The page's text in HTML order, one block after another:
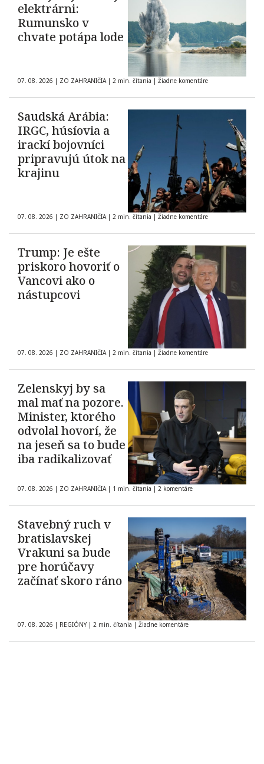
elektrárni:
Rumunsko v
chvate potápa lode
07. 08. 2026 | ZO ZAHRANIČIA | 2 min. čítania | Žiadne komentáre
Saudská Arábia:
IRGC, húsíovia a
irackí bojovníci
pripravujú útok na
krajinu
07. 08. 2026 | ZO ZAHRANIČIA | 2 min. čítania | Žiadne komentáre
Trump: Je ešte
priskoro hovoriť o
Vancovi ako o
nástupcovi
07. 08. 2026 | ZO ZAHRANIČIA | 2 min. čítania | Žiadne komentáre
Zelenskyj by sa
mal mať na pozore.
Minister, ktorého
odvolal hovorí, že
na jeseň sa to bude
iba radikalizovať
07. 08. 2026 | ZO ZAHRANIČIA | 1 min. čítania | 2 komentáre
Stavebný ruch v
bratislavskej
Vrakuni sa bude
pre horúčavy
začínať skoro ráno
07. 08. 2026 | REGIÓNY | 2 min. čítania | Žiadne komentáre